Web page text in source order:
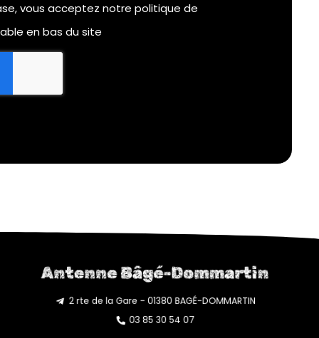
vous acceptez notre politique de
en bas du site
Antenne Bâgé-Dommartin
2 rte de la Gare - 01380 BAGÉ-DOMMARTIN
03 85 30 54 07